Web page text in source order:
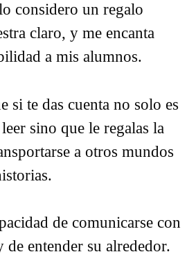
considero un regalo
claro, y me encanta
a mis alumnos.
si te das cuenta no solo es
sino que le regalas la
a otros mundos
de comunicarse con
de entender su alrededor.